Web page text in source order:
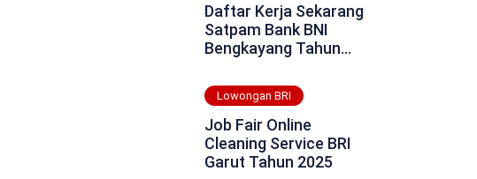
Daftar Kerja Sekarang
Satpam Bank BNI
Bengkayang Tahun
Lowongan BRI
Job Fair Online
Cleaning Service BRI
Garut Tahun 2025